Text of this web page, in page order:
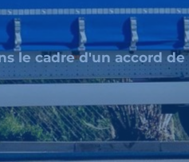
le cadre d'un accord